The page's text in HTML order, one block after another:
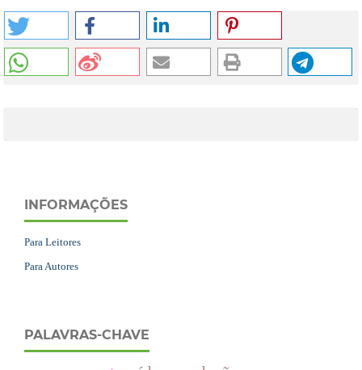
INFORMAÇÕES
Para Leitores
Para Autores
PALAVRAS-CHAVE